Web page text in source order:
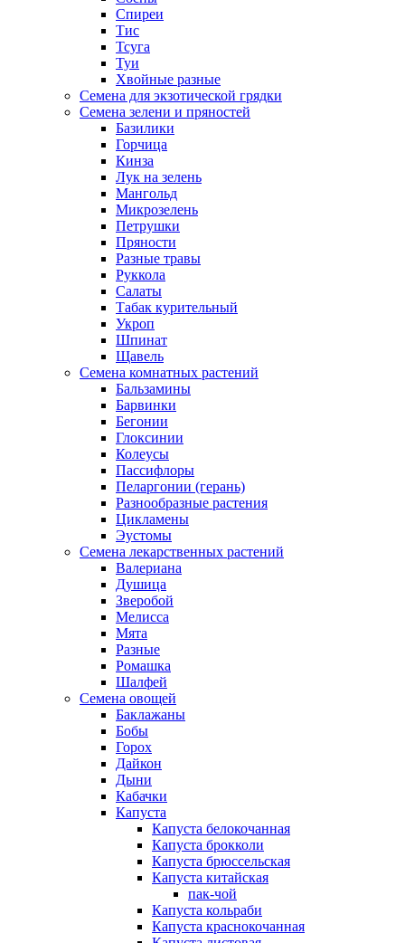
Спиреи
Тис
Тсуга
Туи
Хвойные разные
Семена для экзотической грядки
Семена зелени и пряностей
Базилики
Горчица
Кинза
Лук на зелень
Мангольд
Микрозелень
Петрушки
Пряности
Разные травы
Руккола
Салаты
Табак курительный
Укроп
Шпинат
Щавель
Семена комнатных растений
Бальзамины
Барвинки
Бегонии
Глоксинии
Колеусы
Пассифлоры
Пеларгонии (герань)
Разнообразные растения
Цикламены
Эустомы
Семена лекарственных растений
Валериана
Душица
Зверобой
Мелисса
Мята
Разные
Ромашка
Шалфей
Семена овощей
Баклажаны
Бобы
Горох
Дайкон
Дыни
Кабачки
Капуста
Капуста белокочанная
Капуста брокколи
Капуста брюссельская
Капуста китайская
пак-чой
Капуста кольраби
Капуста краснокочанная